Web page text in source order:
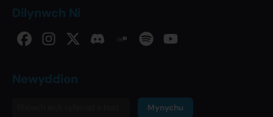
Dilynwch Ni
Newyddion
Mynychu